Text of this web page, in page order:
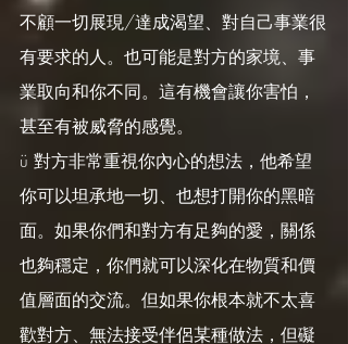
不顧一切展現/達成渴望、對自己事業很
有要求的人。也可能是對方的家境、事
業取向和你不同。這有機會讓你害怕，
甚至有被威脅的感覺。
ü 對方非常重視你內心的想法，他希望
你可以坦承地一切、也想打開你的黑暗
面。如果你們和對方有足夠的愛，關係
也夠穩定，你們就可以深化在物質和價
值層面的交流。但如果你根本就不太喜
歡對方、無法接受伴侶某種做法，但礙